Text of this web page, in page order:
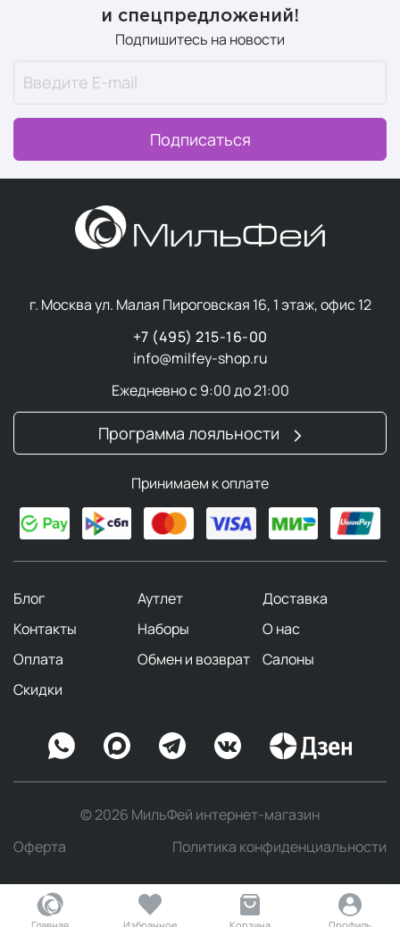
и спецпредложений!
Подпишитесь на новости
Подписаться
г. Москва ул. Малая Пироговская 16, 1 этаж, офис 12
+7 (495) 215-16-00
info@milfey-shop.ru
Ежедневно с 9:00 до 21:00
Программа лояльности
Принимаем к оплате
Блог Аутлет
Доставка
Контакты
Наборы
О нас
Оплата
Обмен и возврат
Салоны
Скидки
© 2026 МильФей интернет-магазин
Оферта
Политика конфиденциальности